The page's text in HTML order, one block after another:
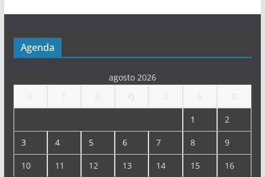
Agenda
agosto 2026
1 2
3 4 5 6 7 8 9
10 11 12 13 14 15 16